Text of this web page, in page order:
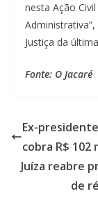
nesta Ação
Justiça da
Fonte: O Jacaré
Ex-
cobra R$
Juíza reabre
de